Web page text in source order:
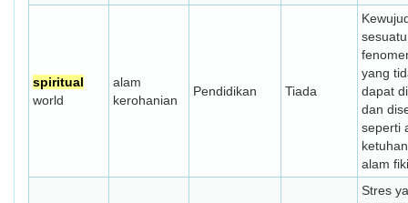
spiritual
world
alam
kerohanian
Pendidikan Tiada
sesuatu
yang
dapat
dan
seperti
alam
Stres